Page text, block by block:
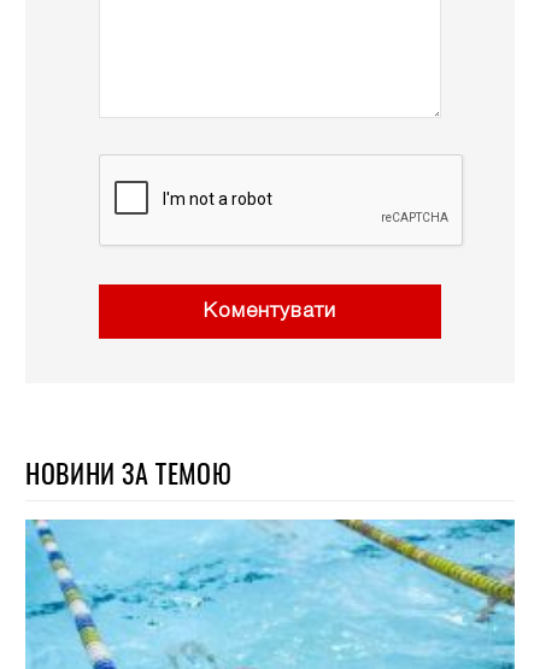
Коментувати
НОВИНИ ЗА ТЕМОЮ